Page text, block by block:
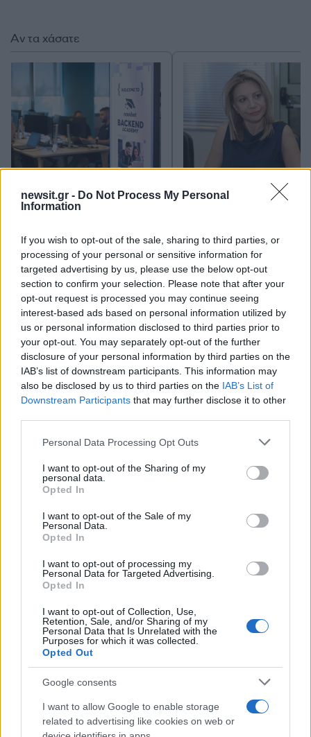
newsit.gr - Do Not Process My Personal
Information
If you wish to opt-out of the sale, sharing to third parties, or
processing of your personal or sensitive information for
targeted advertising by us, please use the below opt-out
section to confirm your selection. Please note that after your
opt-out request is processed you may continue seeing
interest-based ads based on personal information utilized by
us or personal information disclosed to third parties prior to
your opt-out. You may separately opt-out of the further
disclosure of your personal information by third parties on the
IAB’s list of downstream participants. This information may
also be disclosed by us to third parties on the IAB’s List of
Downstream Participants that may further disclose it to other
Please note that this website/app uses one or more Google
not limited to your visit or usage behaviour. You may click to
grant or deny consent to Google and its third-party tags to
use your data for below specified purposes in below Google
consent section.
Personal Data Processing Opt Outs
I want to opt-out of the Sharing of my
personal data.
Opted In
I want to opt-out of the Sale of my
Personal Data.
Opted In
I want to opt-out of processing my
Personal Data for Targeted Advertising.
Opted In
I want to opt-out of Collection, Use,
Retention, Sale, and/or Sharing of my
Personal Data that Is Unrelated with the
Purposes for which it was collected.
Opted Out
Google consents
I want to allow Google to enable storage
related to advertising like cookies on web or
Σχόλια
Σχολίασε εδώ
50 /50
Υποβολή σχολίου
Πολιτική Απορρήτου
Όροι Χρήσης
Ελλάδα
Share:
Ακολουθήστε το Νewsit.gr στο
τελευταία νέατης ημέρας
Αν τα χάσατε
Από τη θεωρία στην πράξη:
Πώς το Novibet Backend
Academy εκπαιδεύει τη νέα
Έφυγαν οι
μένει η Μαρία
Δημοκρατίας»